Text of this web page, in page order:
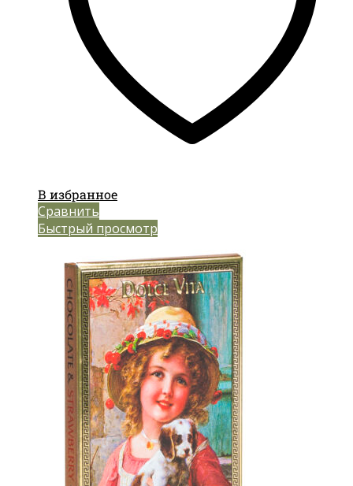
В избранное
Сравнить
Быстрый просмотр